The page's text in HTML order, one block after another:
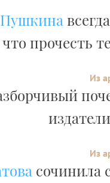
Пушкина
прочесть
Из
Из
сочинила